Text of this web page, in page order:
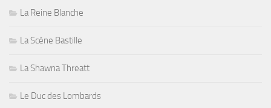
La Reine Blanche
La Scène Bastille
La Shawna Threatt
Le Duc des Lombards